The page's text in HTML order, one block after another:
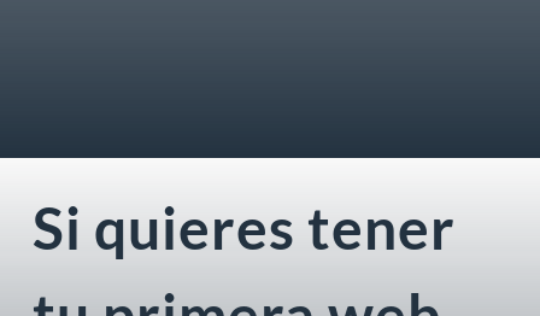
Si quieres tener